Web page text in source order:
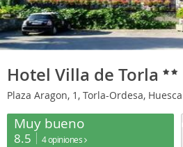
Hotel Villa de Torla
Plaza Aragon, 1, Torla-Ordesa,
Muy bueno
8.5 4 opiniones